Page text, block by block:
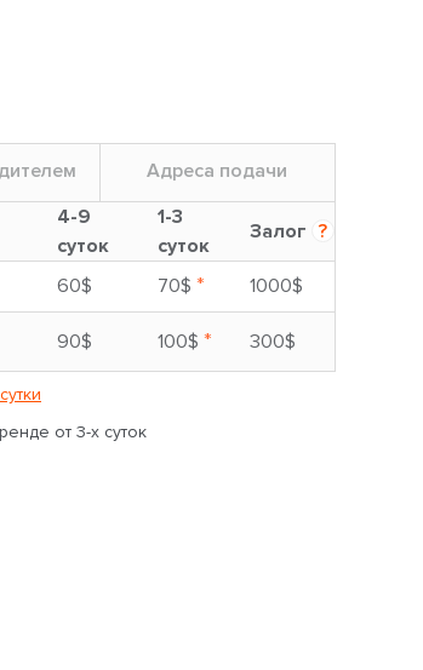
Адреса подачи
4-9
суток
1-3
суток
Залог ?
60$ 70$ *
1000$
90$ 100$ * 300$
от 3-х суток